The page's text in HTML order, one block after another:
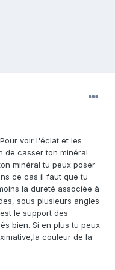
voir l'éclat et les
de casser ton minéral.
minéral tu peux poser
ce cas il faut que tu
la dureté associée à
sous plusieurs angles
le support des
bien. Si en plus tu peux
couleur de la